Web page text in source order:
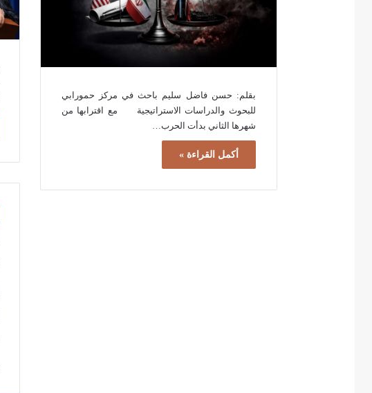
بقلم: حسن فاضل سليم باحث في مركز حمورابي
للبحوث والدراسات الاستراتيجية مع اقترابها من
شهرها الثاني بدأت الحرب…
أكمل القراءة »